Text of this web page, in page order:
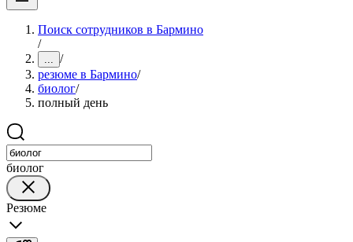
Поиск сотрудников в Бармино
/
... /
резюме в Бармино/
биолог/
полный день
биолог
Резюме